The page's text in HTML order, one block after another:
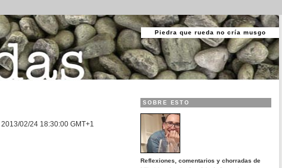
Piedra que rueda no cría musgo
2013/02/24 18:30:00 GMT+1
SOBRE ESTO
Reflexiones, comentarios y chorradas de